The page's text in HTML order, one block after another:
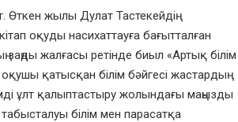
Өткен жылы Дулат Тастекейдің
оқуды насихаттауға бағытталған
жалғасы ретінде биыл «Артық білім
қатысқан білім бәйгесі жастардың
ұлт қалыптастыру жолындағы маңызды
білім мен парасатқа